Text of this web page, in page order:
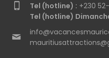
Tel (hotline) : +230
Tel (hotline)